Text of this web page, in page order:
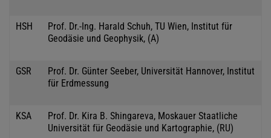
HSH
Prof. Dr.-Ing. Harald Schuh, TU Wien, Institut für
Geodäsie und Geophysik, (A)
GSR
Prof. Dr. Günter Seeber, Universität Hannover, Institut
für Erdmessung
KSA
Prof. Dr. Kira B. Shingareva, Moskauer Staatliche
Universität für Geodäsie und Kartographie, (RU)